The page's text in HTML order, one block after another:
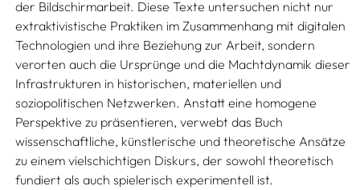
der Bildschirmarbeit. Diese Texte untersuchen nicht nur
extraktivistische Praktiken im Zusammenhang mit digitalen
Technologien und ihre Beziehung zur Arbeit, sondern
verorten auch die Ursprünge und die Machtdynamik dieser
Infrastrukturen in historischen, materiellen und
soziopolitischen Netzwerken. Anstatt eine homogene
Perspektive zu präsentieren, verwebt das Buch
wissenschaftliche, künstlerische und theoretische Ansätze
zu einem vielschichtigen Diskurs, der sowohl theoretisch
fundiert als auch spielerisch experimentell ist.